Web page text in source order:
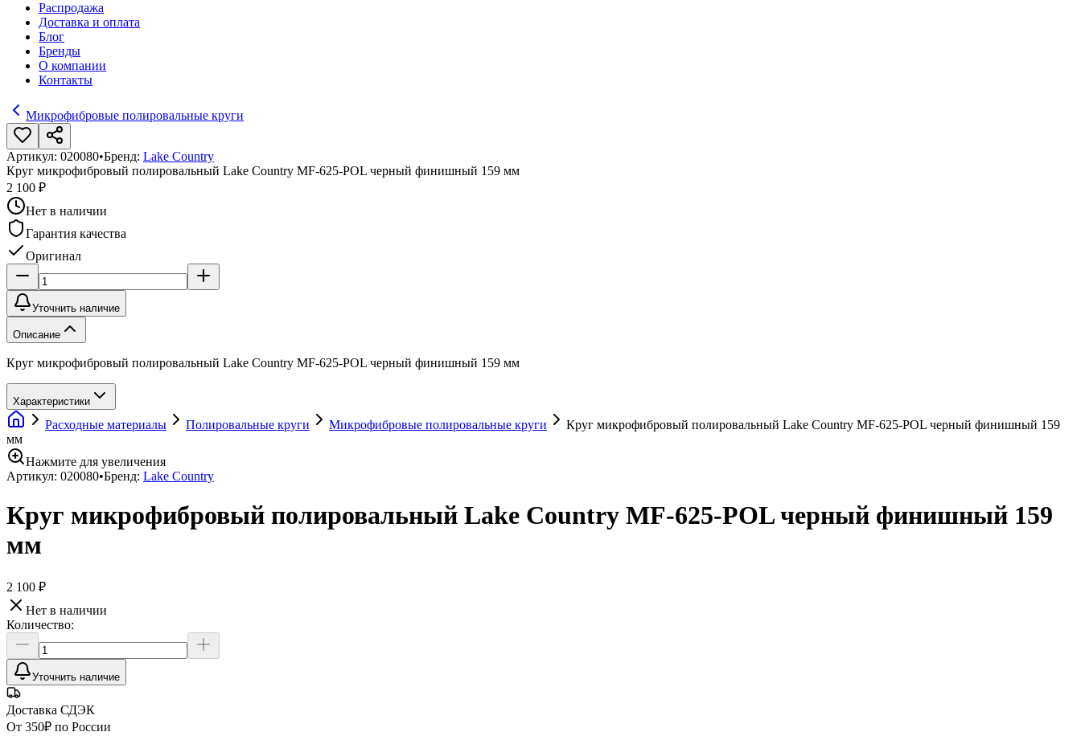
Распродажа
Доставка и оплата
Блог
Бренды
О компании
Контакты
Микрофибровые полировальные круги
Артикул: 020080•Бренд: Lake Country
Круг микрофибровый полировальный Lake Country MF-625-POL черный финишный 159 мм
2 100 ₽
Нет в наличии
Гарантия качества
Оригинал
Уточнить наличие
Описание
Круг микрофибровый полировальный Lake Country MF-625-POL черный финишный 159 мм
Характеристики
Расходные материалы Полировальные круги Микрофибровые полировальные круги
Круг микрофибровый полировальный Lake Country MF-625-POL черный финишный 159
мм
Нажмите для увеличения
Артикул: 020080•Бренд: Lake Country
Круг микрофибровый полировальный Lake Country MF-625-POL черный финишный 159
мм
2 100 ₽
Нет в наличии
Количество:
Уточнить наличие
Доставка СДЭК
От 350₽ по России